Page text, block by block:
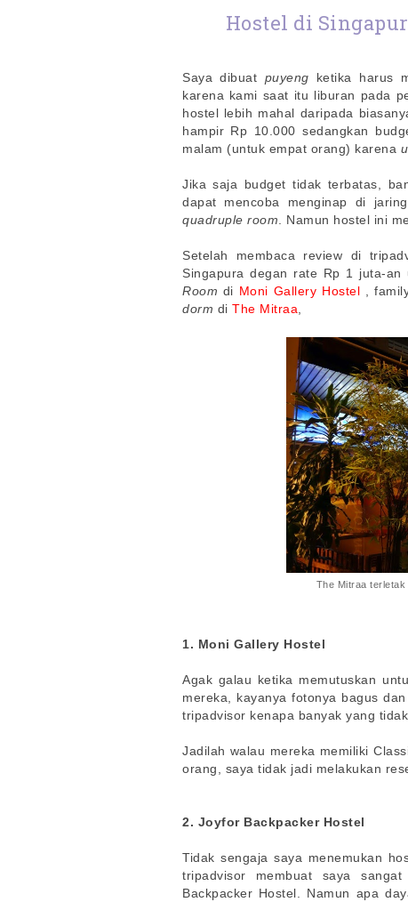
Hostel di
Saya dibuat puyeng ketika harus
karena kami saat itu liburan pada
hostel lebih mahal daripada
hampir Rp 10.000 sedangkan
malam (untuk empat orang) karena
Jika saja budget tidak terbatas,
dapat mencoba menginap di
quadruple room. Namun hostel ini
Setelah membaca review di
Singapura degan rate Rp 1 juta-
Room di Moni Gallery Hostel ,
dorm di The Mitraa,
The Mitraa
1. Moni Gallery Hostel
Agak galau ketika memutuskan
mereka, kayanya fotonya bagus
tripadvisor kenapa banyak yang
Jadilah walau mereka memiliki
orang, saya tidak jadi melakukan
2. Joyfor Backpacker Hostel
Tidak sengaja saya menemukan
tripadvisor membuat saya
Backpacker Hostel. Namun apa